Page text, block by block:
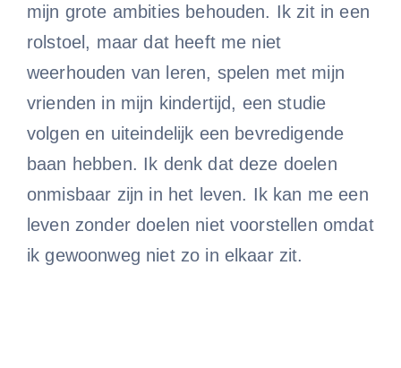
mijn grote ambities behouden. Ik zit in een
rolstoel, maar dat heeft me niet
weerhouden van leren, spelen met mijn
vrienden in mijn kindertijd, een studie
volgen en uiteindelijk een bevredigende
baan hebben. Ik denk dat deze doelen
onmisbaar zijn in het leven. Ik kan me een
leven zonder doelen niet voorstellen omdat
ik gewoonweg niet zo in elkaar zit.